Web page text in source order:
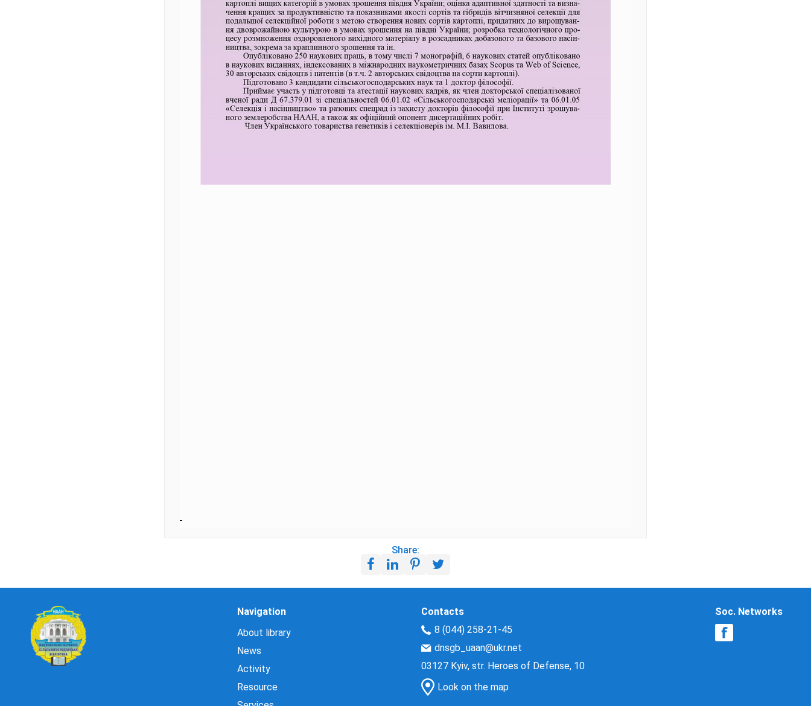
Share:
Navigation
About library
News
Activity
Resource
Contacts
8 (044) 258-21-45
dnsgb_uaan@ukr.net
03127 Kyiv, str. Heroes of Defense, 10
Look on the map
Soc. Networks